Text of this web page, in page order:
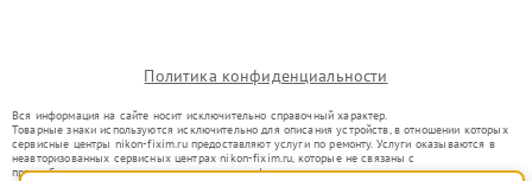
Политика конфиденциальности
Вся информация на сайте носит исключительно справочный характер.
Товарные знаки используются исключительно для описания устройств, в отношении которых
сервисные центры nikon-fixim.ru предоставляют услуги по ремонту. Услуги оказываются в
неавторизованных сервисных центрах nikon-fixim.ru, которые не связаны с
правообладателями товарных знаков или их официальными представителями.